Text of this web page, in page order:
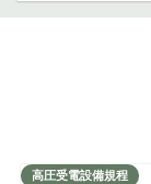
高圧受電設備規程